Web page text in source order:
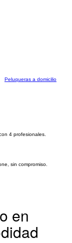
Peluqueras a domicilio
4 profesionales.
sin compromiso.
en